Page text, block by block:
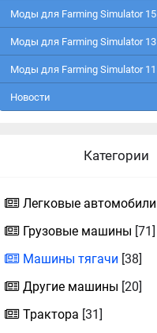
Моды для Farming Simulator 15
Моды для Farming Simulator 13
Моды для Farming Simulator 11
Новости
Категории
Легковые автомобили
Грузовые машины [71]
Машины тягачи [38]
Другие машины [20]
Трактора [31]